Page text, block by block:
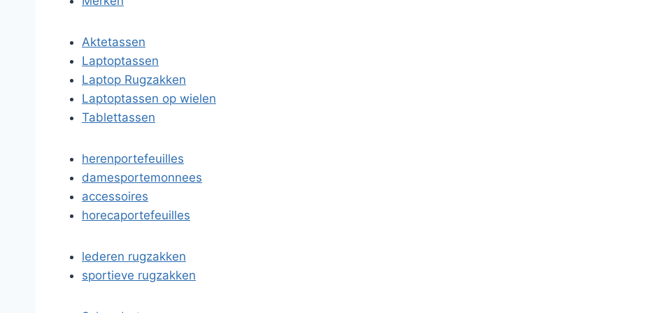
Aktetassen
Laptoptassen
Laptop Rugzakken
Laptoptassen op wielen
Tablettassen
herenportefeuilles
damesportemonnees
accessoires
horecaportefeuilles
lederen rugzakken
sportieve rugzakken